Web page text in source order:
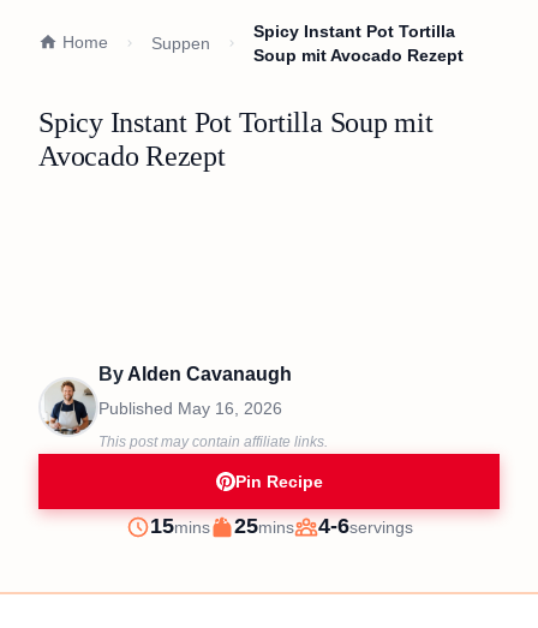
Home Suppen
Spicy Instant Pot Tortilla
Soup mit Avocado Rezept
Spicy Instant Pot Tortilla Soup mit
Avocado Rezept
ByAlden Cavanaugh
Published May 16, 2026
This post may contain affiliate links.
Pin Recipe
Prep
15minutes
mins
Cook
25minutes
mins
Servings
4-6servings